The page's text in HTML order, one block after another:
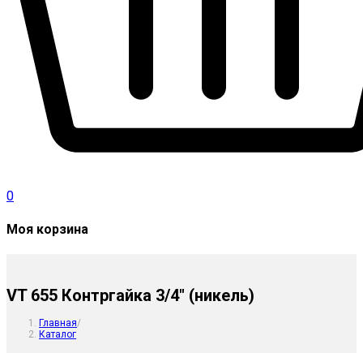
0
Моя корзина
VT 655 Контргайка 3/4″ (никель)
Главная/
Каталог